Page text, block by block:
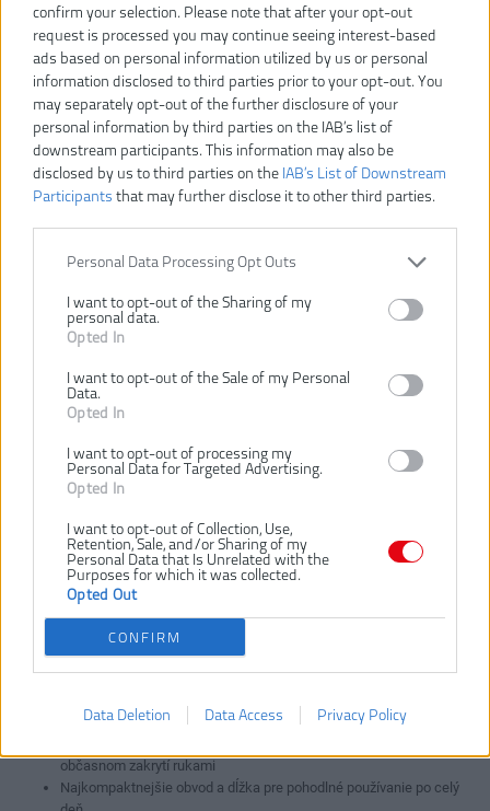
confirm your selection. Please note that after your opt-out
request is processed you may continue seeing interest-based
ads based on personal information utilized by us or personal
information disclosed to third parties prior to your opt-out. You
may separately opt-out of the further disclosure of your
personal information by third parties on the IAB’s list of
downstream participants. This information may also be
disclosed by us to third parties on the IAB’s List of Downstream
Participants that may further disclose it to other third parties.
Personal Data Processing Opt Outs
I want to opt-out of the Sharing of my
personal data.
Opted In
I want to opt-out of the Sale of my Personal
Data.
Opted In
I want to opt-out of processing my
Personal Data for Targeted Advertising.
Opted In
I want to opt-out of Collection, Use,
Retention, Sale, and/or Sharing of my
Personal Data that Is Unrelated with the
Purposes for which it was collected.
Opted Out
CONFIRM
Data Deletion Data Access Privacy Policy
85,50 € 95,00 € -10%
VLOŽIŤ DO KOŠÍKA
Výrobca:
AEG
Typ tovaru:
EAN kód:
4002395150588
Záruka:
Max. hĺbka rezania:
35 mm
Otáčky bez zaťaženia:
1000 W
Rozmer závitu up. vretena:
M14
Funkcia blokovania napájania (LLO), ktorá bráni automatickému
spusteniu po výpadku prúdu
Strojne obrábané kovové prevody pre maximálnu odolnosť
opracovávaný materiál a prácu v obmedzenom priestore
občasnom zakrytí rukami
Najkompaktnejšie obvod a dĺžka pre pohodlné používanie po celý